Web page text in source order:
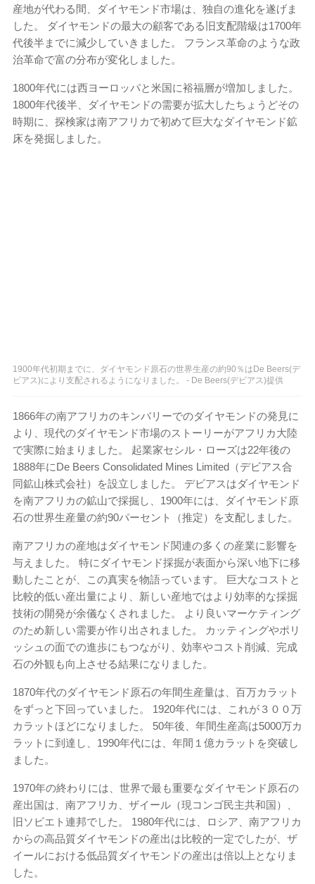
産地が代わる間、ダイヤモンド市場は、独自の進化を遂げま
した。 ダイヤモンドの最大の顧客である旧支配階級は1700年
代後半までに減少していきました。 フランス革命のような政
治革命で富の分布が変化しました。
1800年代には西ヨーロッパと米国に裕福層が増加しました。
1800年代後半、ダイヤモンドの需要が拡大したちょうどその
時期に、探検家は南アフリカで初めて巨大なダイヤモンド鉱
床を発掘しました。
1900年代初期までに、ダイヤモンド原石の世界生産の約90％はDe Beers(デ
ビアス)により支配されるようになりました。 - De Beers(デビアス)提供
1866年の南アフリカのキンバリーでのダイヤモンドの発見に
より、現代のダイヤモンド市場のストーリーがアフリカ大陸
で実際に始まりました。 起業家セシル・ローズは22年後の
1888年にDe Beers Consolidated Mines Limited（デビアス合
同鉱山株式会社）を設立しました。 デビアスはダイヤモンド
を南アフリカの鉱山で採掘し、1900年には、ダイヤモンド原
石の世界生産量の約90パーセント（推定）を支配しました。
南アフリカの産地はダイヤモンド関連の多くの産業に影響を
与えました。 特にダイヤモンド採掘が表面から深い地下に移
動したことが、この真実を物語っています。 巨大なコストと
比較的低い産出量により、新しい産地ではより効率的な採掘
技術の開発が余儀なくされました。 より良いマーケティング
のため新しい需要が作り出されました。 カッティングやポリ
ッシュの面での進歩にもつながり、効率やコスト削減、完成
石の外観も向上させる結果になりました。
1870年代のダイヤモンド原石の年間生産量は、百万カラット
をずっと下回っていました。 1920年代には、これが３００万
カラットほどになりました。 50年後、年間生産高は5000万カ
ラットに到達し、1990年代には、年間１億カラットを突破し
ました。
1970年の終わりには、世界で最も重要なダイヤモンド原石の
産出国は、南アフリカ、ザイール（現コンゴ民主共和国）、
旧ソビエト連邦でした。 1980年代には、ロシア、南アフリカ
からの高品質ダイヤモンドの産出は比較的一定でしたが、ザ
イールにおける低品質ダイヤモンドの産出は倍以上となりま
した。